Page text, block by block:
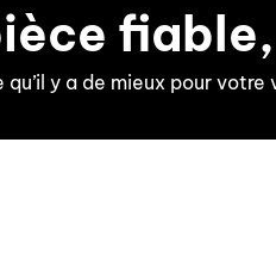
qu’il y a de mieux pour